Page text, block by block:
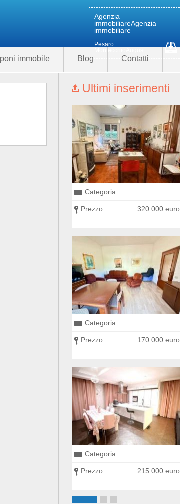
Agenzia
immobiliareAgenzia
immobiliare
Pesaro
immobile Blog Contatti
Ultimi inserimenti
Categoria
Prezzo 320.000 euro
Categoria
Prezzo 170.000 euro
Categoria
Prezzo 215.000 euro